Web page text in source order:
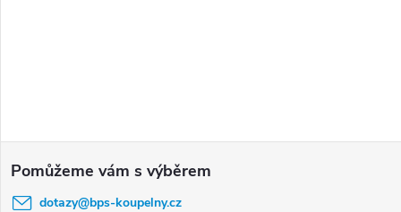
dotazy@bps-koupelny.cz